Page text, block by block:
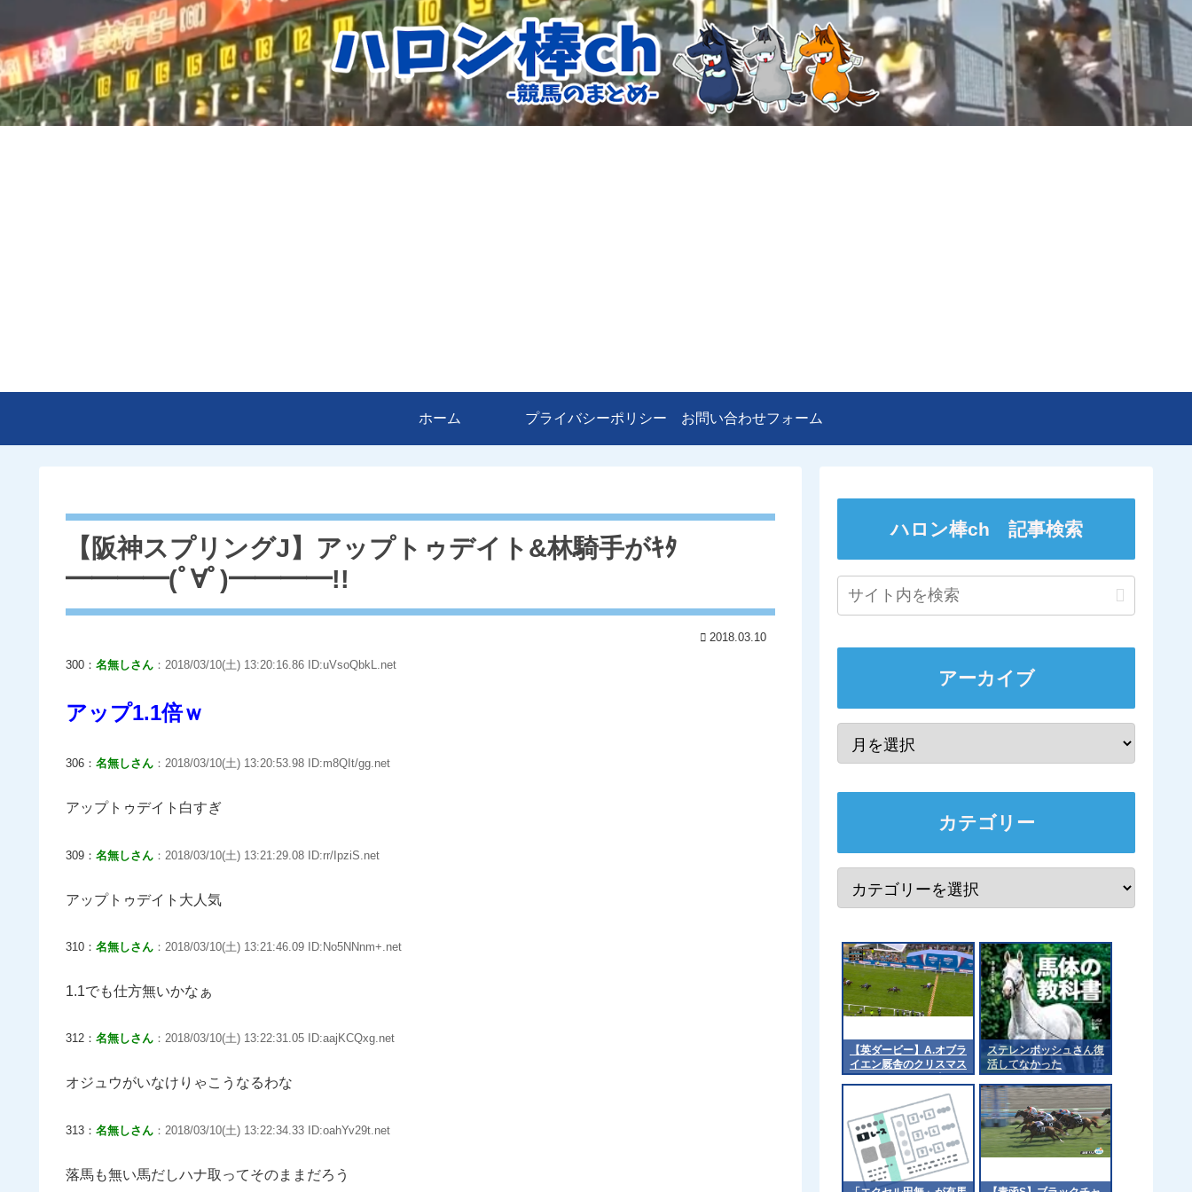
ホーム プライバシーポリシー お問い合わせフォーム
【阪神スプリングJ】アップトゥデイト&林騎手がｷﾀ
━━━━(ﾟ∀ﾟ)━━━━!!
2018.03.10
300： 名無しさん ：2018/03/10(土) 13:20:16.86 ID:uVsoQbkL.net
アップ1.1倍ｗ
306： 名無しさん ：2018/03/10(土) 13:20:53.98 ID:m8QIt/gg.net
アップトゥデイト白すぎ
309： 名無しさん ：2018/03/10(土) 13:21:29.08 ID:rr/IpziS.net
アップトゥデイト大人気
310： 名無しさん ：2018/03/10(土) 13:21:46.09 ID:No5NNnm+.net
1.1でも仕方無いかなぁ
312： 名無しさん ：2018/03/10(土) 13:22:31.05 ID:aajKCQxg.net
オジュウがいなけりゃこうなるわな
313： 名無しさん ：2018/03/10(土) 13:22:34.33 ID:oahYv29t.net
落馬も無い馬だしハナ取ってそのままだろう
ハロン棒ch 記事検索
アーカイブ
カテゴリー
【英ダービー】A.オブラ
イエン厩舎のクリスマス
デーがｷﾀ━━━━(ﾟ
ステレンボッシュさん復
活してなかった